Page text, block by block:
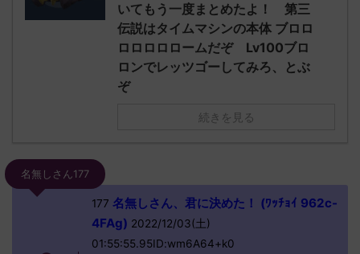
いてもう一度まとめたよ！ 第三
伝説はタイムマシンの本体 ブロロ
ロロロロロームだぞ Lv100ブロ
ロンでレッツゴーしてみろ、とぶ
ぞ
続きを見る
名無しさん177
177 名無しさん、君に決めた！ (ﾜｯﾁｮｲ 962c-
4FAg) 2022/12/03(土)
01:55:55.95ID:wm6A64+k0